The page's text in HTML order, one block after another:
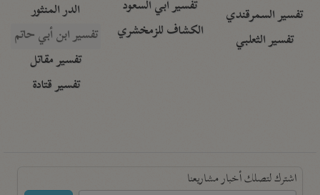
تفسير السمرقندي
تفسير الثعلبي
تفسير أبي السعود
الكشاف للزمخشري
الدر المنثور
تفسير ابن أبي حاتم
تفسير مقاتل
تفسير قتادة
اشترك لتصلك أخبار مشاريعنا